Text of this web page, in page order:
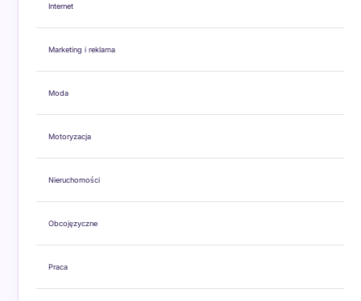
Internet
Marketing i reklama
Moda
Motoryzacja
Nieruchomości
Obcojęzyczne
Praca